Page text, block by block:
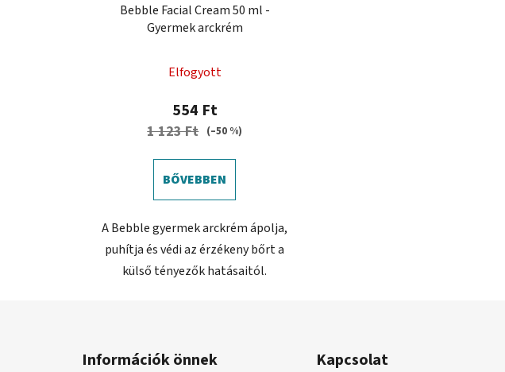
Bebble Facial Cream 50 ml -
Gyermek arckrém
Elfogyott
554 Ft
1 123 Ft (–50 %)
BŐVEBBEN
A Bebble gyermek arckrém ápolja,
puhítja és védi az érzékeny bőrt a
külső tényezők hatásaitól.
Információk önnek Kapcsolat